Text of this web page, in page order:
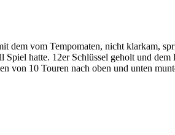
dem vom Tempomaten, nicht klarkam,
hatte. 12er Schlüssel geholt und
von 10 Touren nach oben und unten